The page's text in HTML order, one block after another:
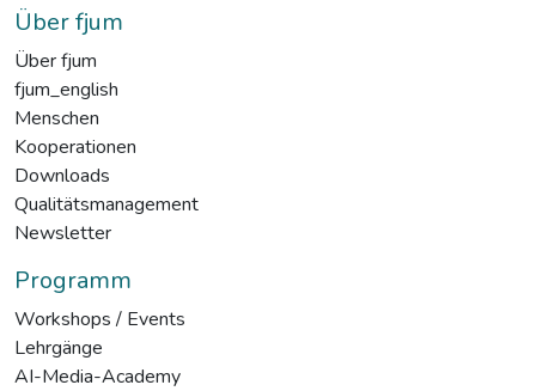
Über fjum
Über fjum
fjum_english
Menschen
Kooperationen
Downloads
Qualitätsmanagement
Newsletter
Programm
Workshops / Events
Lehrgänge
AI-Media-Academy